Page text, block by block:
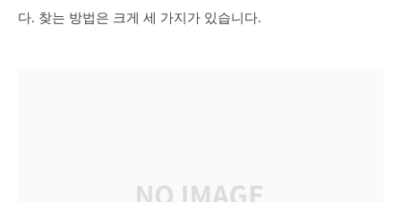
다. 찾는 방법은 크게 세 가지가 있습니다.